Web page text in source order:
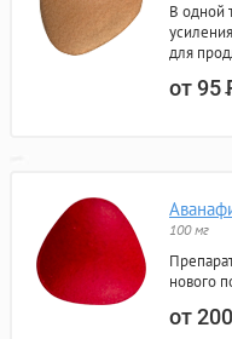
В одной
для
от 95
100 мг
нового
от